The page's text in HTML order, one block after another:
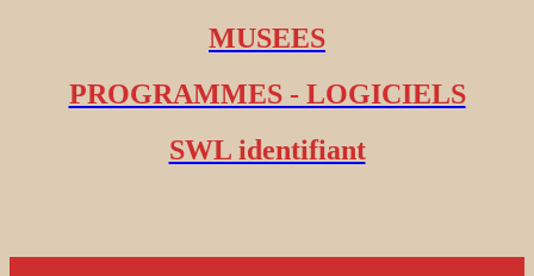
MUSEES
PROGRAMMES - LOGICIELS
SWL identifiant